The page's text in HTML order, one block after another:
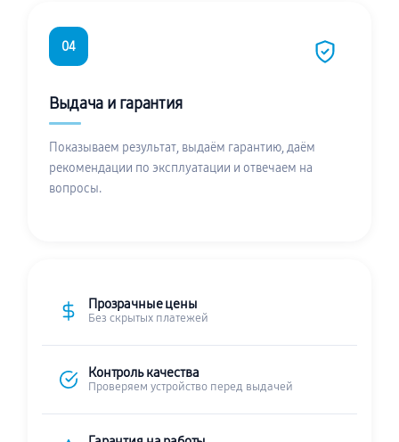
04
Выдача и гарантия
Показываем результат, выдаём гарантию, даём
рекомендации по эксплуатации и отвечаем на
вопросы.
Прозрачные цены
Без скрытых платежей
Контроль качества
Проверяем устройство перед выдачей